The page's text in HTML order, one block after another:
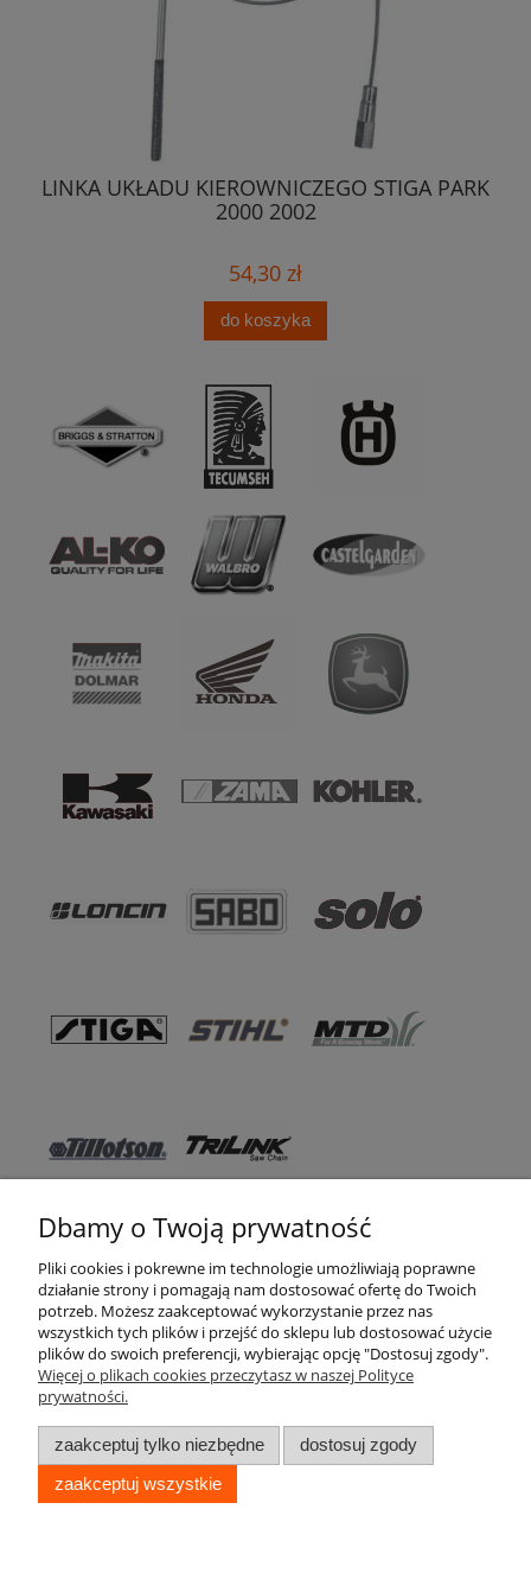
LINKA UKŁADU KIEROWNICZEGO STIGA PARK
2000 2002
54,30 zł
do koszyka
Pomoc
WSO TEXAS
Moje konto
Informacje
Dbamy o Twoją prywatność
Pliki cookies i pokrewne im technologie umożliwiają poprawne
działanie strony i pomagają nam dostosować ofertę do Twoich
potrzeb. Możesz zaakceptować wykorzystanie przez nas
wszystkich tych plików i przejść do sklepu lub dostosować użycie
plików do swoich preferencji, wybierając opcję "Dostosuj zgody".
Więcej o plikach cookies przeczytasz w naszej Polityce
prywatności.
zaakceptuj tylko niezbędne
dostosuj zgody
zaakceptuj wszystkie